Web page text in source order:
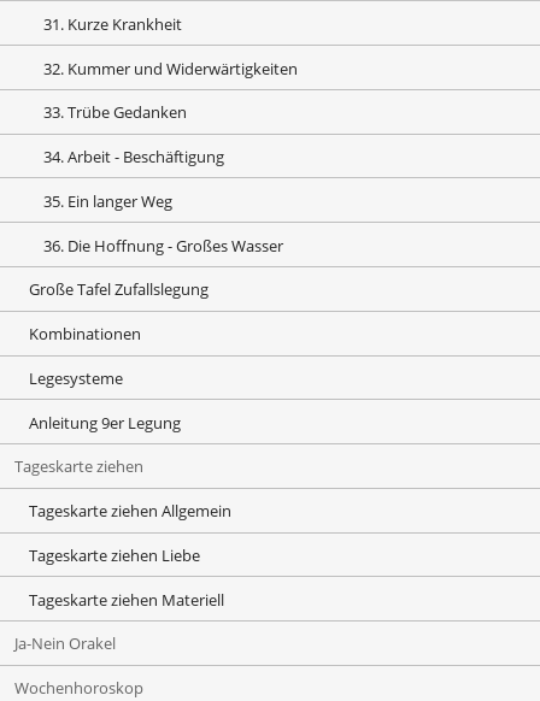
31. Kurze Krankheit
32. Kummer und Widerwärtigkeiten
33. Trübe Gedanken
34. Arbeit - Beschäftigung
35. Ein langer Weg
36. Die Hoffnung - Großes Wasser
Große Tafel Zufallslegung
Kombinationen
Legesysteme
Anleitung 9er Legung
Tageskarte ziehen
Tageskarte ziehen Allgemein
Tageskarte ziehen Liebe
Tageskarte ziehen Materiell
Ja-Nein Orakel
Wochenhoroskop